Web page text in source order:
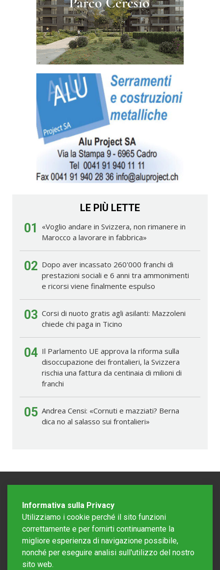
LE PIÙ LETTE
01
«Voglio andare in Svizzera, non rimanere in
Marocco a lavorare in fabbrica»
02 Dopo aver incassato 260'000 franchi di
prestazioni sociali e 6 anni tra ammonimenti
e ricorsi viene finalmente espulso
03 Corsi di nuoto gratis agli asilanti: Mazzoleni
chiede chi paga in Ticino
04 Il Parlamento UE approva la riforma sulla
disoccupazione dei frontalieri, la Svizzera
rischia una fattura da centinaia di milioni di
franchi
05 Andrea Censi: «Cornuti e mazziati? Berna
dica no al salasso sui frontalieri»
Informativa sulla Privacy
Utilizziamo i cookie perché il sito funzioni
correttamente e per fornirti continuamente la
migliore esperienza di navigazione possibile,
nonché per eseguire analisi sull'utilizzo del nostro
sito web.